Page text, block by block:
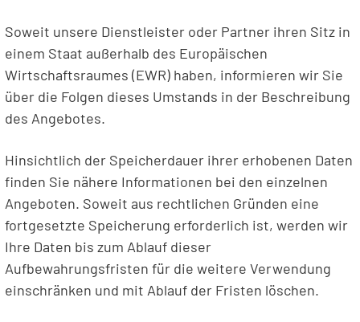
Soweit unsere Dienstleister oder Partner ihren Sitz in
einem Staat außerhalb des Europäischen
Wirtschaftsraumes (EWR) haben, informieren wir Sie
über die Folgen dieses Umstands in der Beschreibung
des Angebotes.
Hinsichtlich der Speicherdauer ihrer erhobenen Daten
finden Sie nähere Informationen bei den einzelnen
Angeboten. Soweit aus rechtlichen Gründen eine
fortgesetzte Speicherung erforderlich ist, werden wir
Ihre Daten bis zum Ablauf dieser
Aufbewahrungsfristen für die weitere Verwendung
einschränken und mit Ablauf der Fristen löschen.